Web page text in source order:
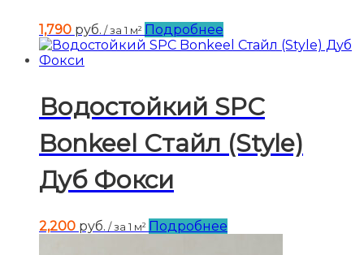
1,790 руб. / за 1 м² Подробнее
Водостойкий SPC
Bonkeel Стайл (Style)
Дуб Фокси
2,200 руб. / за 1 м² Подробнее